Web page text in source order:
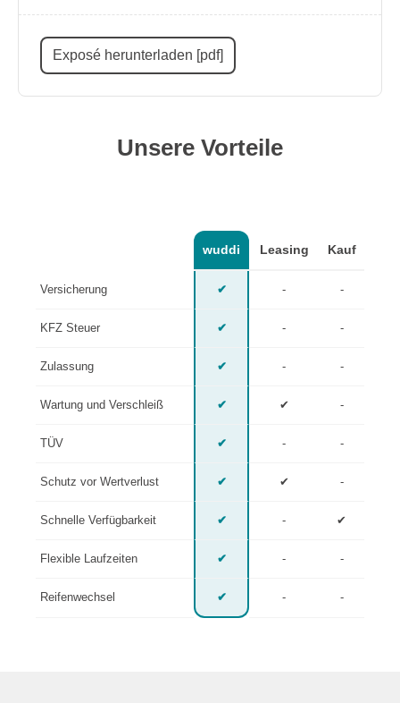
Exposé herunterladen [pdf]
Unsere Vorteile
wuddi Leasing Kauf
Versicherung ✔ - -
KFZ Steuer ✔ - -
Zulassung ✔ - -
Wartung und Verschleiß ✔ ✔ -
TÜV ✔ - -
Schutz vor Wertverlust ✔ ✔ -
Schnelle Verfügbarkeit ✔ - ✔
Flexible Laufzeiten ✔ - -
Reifenwechsel ✔ - -